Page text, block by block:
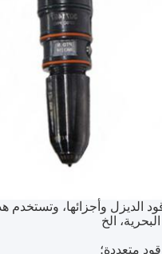
وأجزائها، وتستخدم
الخ